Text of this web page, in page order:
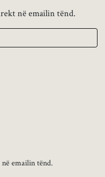
në emailin tënd.
emailin tënd.